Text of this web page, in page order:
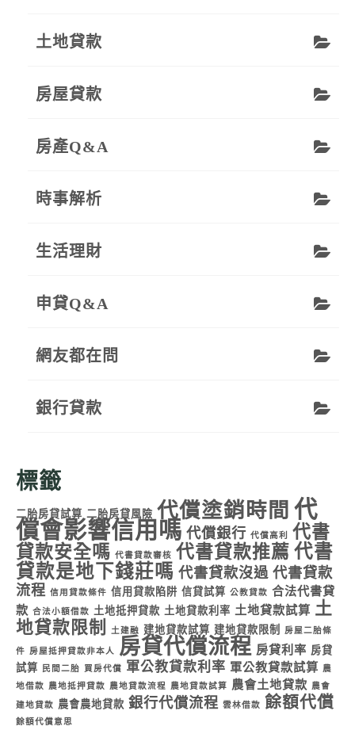
土地貸款
房屋貸款
房產Q&A
時事解析
生活理財
申貸Q&A
網友都在問
銀行貸款
標籤
二胎房貸試算 二胎房貸風險 代償塗銷時間 代
償會影響信用嗎 代償銀行 代償高利
代書
貸款安全嗎 代書貸款審核 代書貸款推薦 代書
貸款是地下錢莊嗎 代書貸款沒過 代書貸款
流程 信用貸款條件 信用貸款陷阱 信貸試算 公教貸款 合法代書貸
款 合法小額借款 土地抵押貸款 土地貸款利率 土地貸款試算 土
地貸款限制
土建融 建地貸款試算 建地貸款限制 房屋二胎條
件 房屋抵押貸款非本人 房貸代償流程 房貸利率 房貸
試算
民間二胎 買房代償 軍公教貸款利率 軍公教貸款試算
農
地借款
農地抵押貸款 農地貸款流程 農地貸款試算 農會土地貸款 農會
建地貸款 農會農地貸款 銀行代償流程 雲林借款 餘額代償
餘額代償意思